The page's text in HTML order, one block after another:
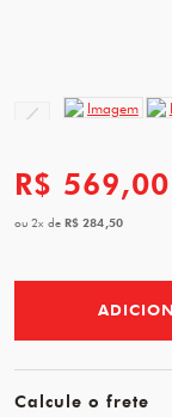
R$ 569,00
ou2x de R$ 284,50
Calcule o frete